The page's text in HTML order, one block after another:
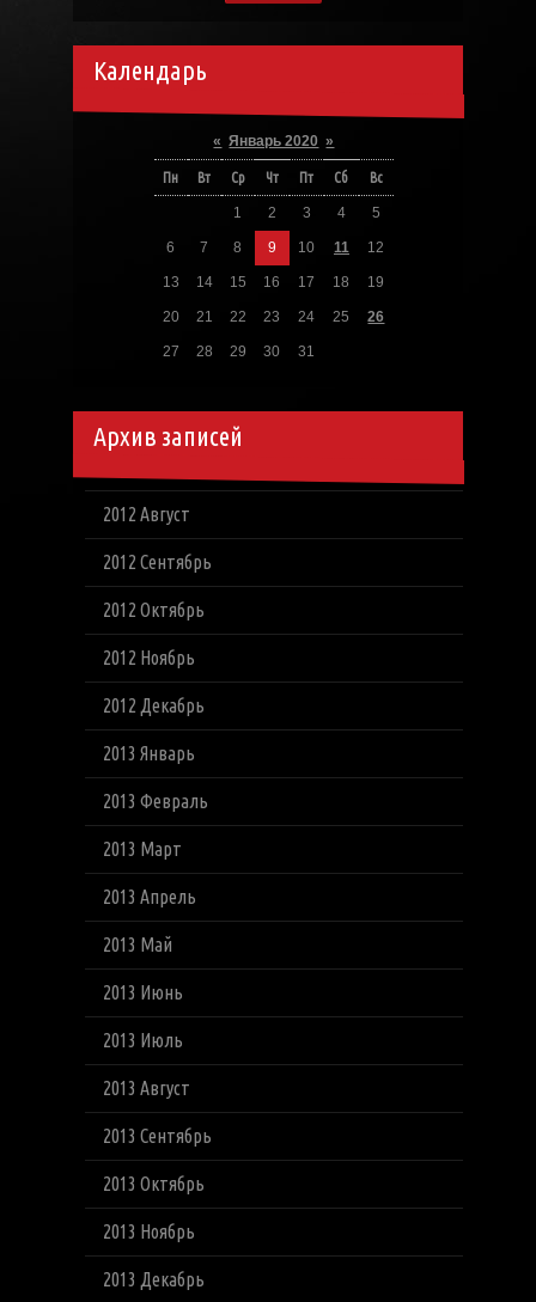
Календарь
« Январь 2020 »
Пн Вт Ср Чт Пт Сб Вс
1 2 3 4 5
6 7 8 9 10 11 12
13 14 15 16 17 18 19
20 21 22 23 24 25 26
27 28 29 30 31
Архив записей
2012 Август
2012 Сентябрь
2012 Октябрь
2012 Ноябрь
2012 Декабрь
2013 Январь
2013 Февраль
2013 Март
2013 Апрель
2013 Май
2013 Июнь
2013 Июль
2013 Август
2013 Сентябрь
2013 Октябрь
2013 Ноябрь
2013 Декабрь